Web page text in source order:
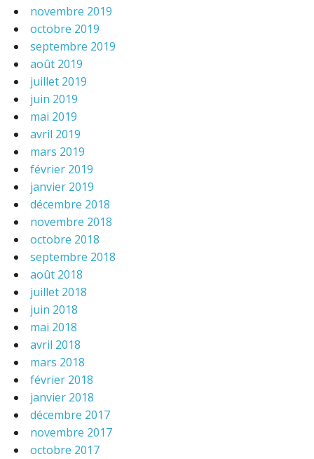
novembre 2019
octobre 2019
septembre 2019
août 2019
juillet 2019
juin 2019
mai 2019
avril 2019
mars 2019
février 2019
janvier 2019
décembre 2018
novembre 2018
octobre 2018
septembre 2018
août 2018
juillet 2018
juin 2018
mai 2018
avril 2018
mars 2018
février 2018
janvier 2018
décembre 2017
novembre 2017
octobre 2017